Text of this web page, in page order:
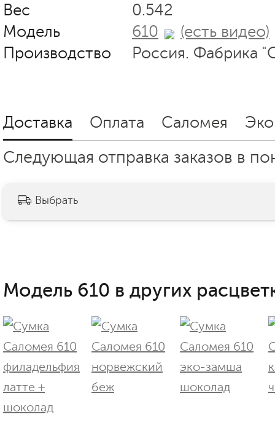
Вес
0.542
Модель
610
(есть видео)
Производство
Россия. Фабрика
Доставка Оплата Саломея
Следующая отправка заказов в
Выбрать
Модель 610 в других